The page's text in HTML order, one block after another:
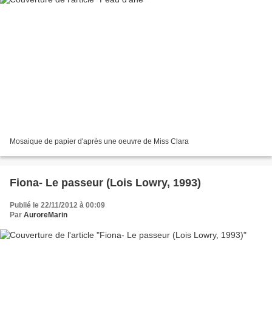
Mosaique de papier d'après une oeuvre de Miss Clara
Fiona- Le passeur (Lois Lowry, 1993)
Publié le 22/11/2012 à 00:09
Par AuroreMarin